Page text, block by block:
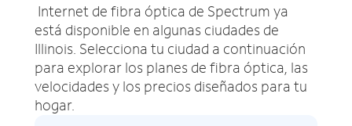
Internet de fibra óptica de Spectrum ya
está disponible en algunas ciudades de
Illinois. Selecciona tu ciudad a continuación
para explorar los planes de fibra óptica, las
velocidades y los precios diseñados para tu
hogar.